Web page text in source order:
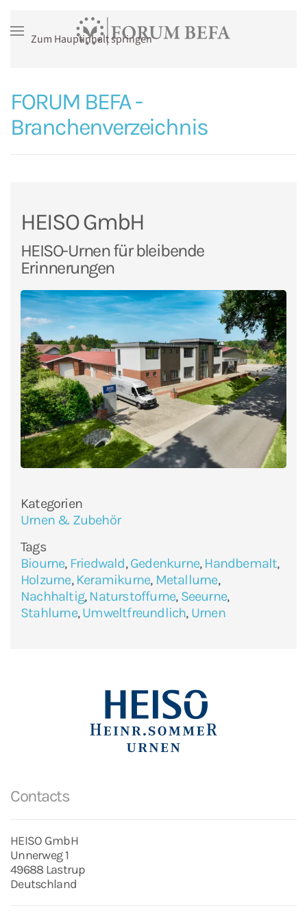
Zum Hauptinhalt springen
FORUM BEFA -
Branchenverzeichnis
HEISO GmbH
HEISO-Urnen für bleibende
Erinnerungen
Kategorien
Urnen & Zubehör
Tags
Biourne, Friedwald,Gedenkurne, Handbemalt,
Holzurne, Keramikurne, Metallurne,
Nachhaltig, Naturstoffurne, Seeurne,
Stahlurne,Umweltfreundlich, Urnen
Contacts
HEISO GmbH
Unnerweg 1
49688 Lastrup
Deutschland